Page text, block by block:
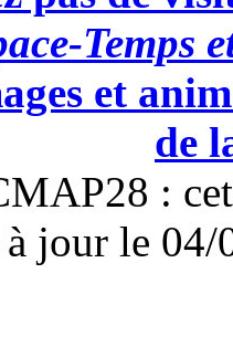
Temps
et
de
:
à jour le